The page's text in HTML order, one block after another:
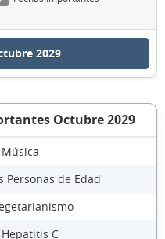
2029
Octubre 2029
Personas de Edad
C